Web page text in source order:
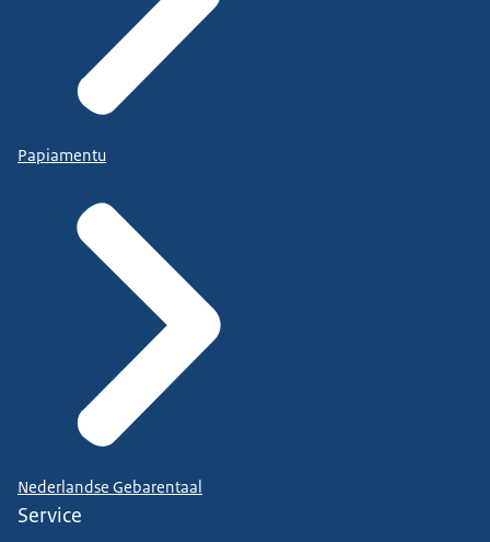
Papiamentu
Nederlandse Gebarentaal
Service